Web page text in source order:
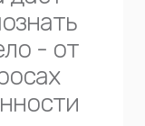
- от